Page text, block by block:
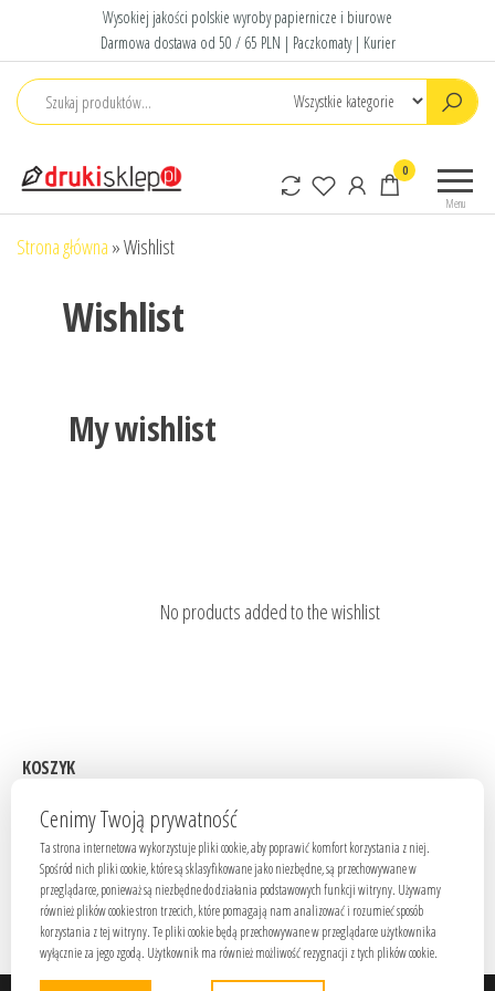
treści
Wysokiej jakości polskie wyroby papiernicze i biurowe
Darmowa dostawa od 50 / 65 PLN | Paczkomaty | Kurier
sklep Menu
0
Strona główna »Wishlist
Wishlist
My wishlist
No products added to the wishlist
KOSZYK
Brak produktów w koszyku.
ZNAJDŹ PRODUKT
Szukaj:
Cenimy Twoją prywatność
Ta strona internetowa wykorzystuje pliki cookie, aby poprawić komfort korzystania z niej.
Spośród nich pliki cookie, które są sklasyfikowane jako niezbędne, są przechowywane w
przeglądarce, ponieważ są niezbędne do działania podstawowych funkcji witryny. Używamy
również plików cookie stron trzecich, które pomagają nam analizować i rozumieć sposób
korzystania z tej witryny. Te pliki cookie będą przechowywane w przeglądarce użytkownika
wyłącznie za jego zgodą. Użytkownik ma również możliwość rezygnacji z tych plików cookie.